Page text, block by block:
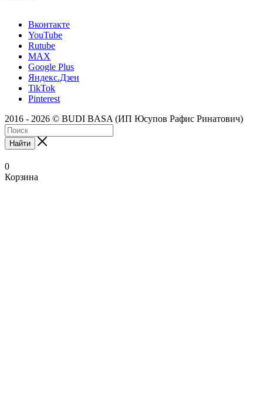
Вконтакте
YouTube
Rutube
MAX
Google Plus
Яндекс.Дзен
TikTok
Pinterest
2016 - 2026 © BUDI BASA (ИП Юсупов Рафис Ринатович)
Найти
0
Корзина